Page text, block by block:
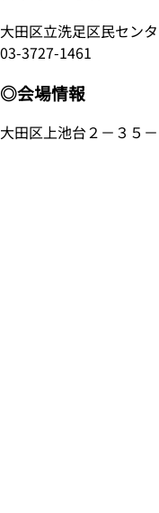
大田区立洗足区民セン
03-3727-1461
◎会場情報
大田区上池台２－３５